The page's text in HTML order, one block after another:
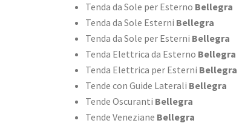
Tenda da Sole per Esterno Bellegra
Tenda da Sole Esterni Bellegra
Tenda da Sole per Esterni Bellegra
Tenda Elettrica da Esterno Bellegra
Tenda Elettrica per Esterni Bellegra
Tende con Guide Laterali Bellegra
Tende Oscuranti Bellegra
Tende Veneziane Bellegra